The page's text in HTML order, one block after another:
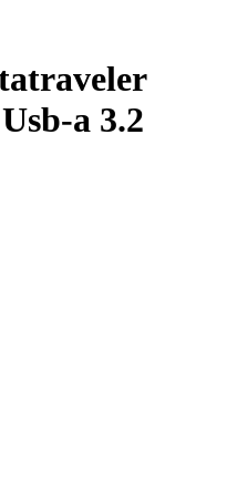
a 3.2